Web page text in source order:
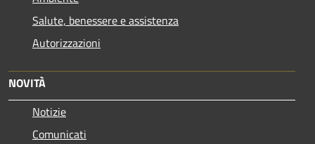
Salute, benessere e assistenza
Autorizzazioni
NOVITÀ
Notizie
Comunicati